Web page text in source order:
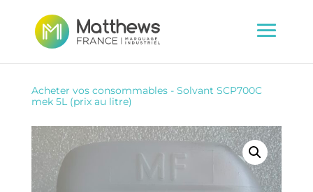
Acheter vos consommables- Solvant SCP700C
mek 5L (prix au litre)